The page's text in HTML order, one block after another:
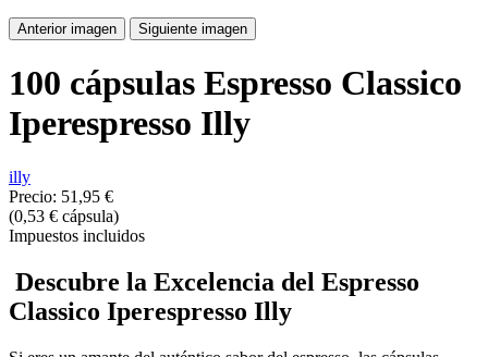
Anterior imagen Siguiente imagen
100 cápsulas Espresso Classico
Iperespresso Illy
illy
Precio: 51,95 €
(0,53 € cápsula)
Impuestos incluidos
Descubre la Excelencia del Espresso
Classico Iperespresso Illy